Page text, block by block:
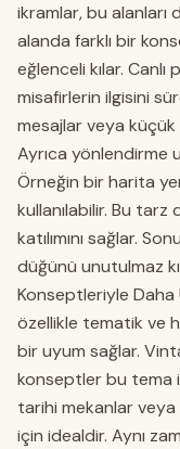
ikramlar, bu alanları
alanda farklı bir
eğlenceli kılar.
misafirlerin ilgisini
mesajlar veya
Ayrıca yönlendirme
Örneğin bir harita
kullanılabilir. Bu
katılımını sağlar.
düğünü unutulmaz
Konseptleriyle Daha
özellikle tematik ve
bir uyum sağlar.
konseptler bu tema
tarihi mekanlar
için idealdir. Aynı